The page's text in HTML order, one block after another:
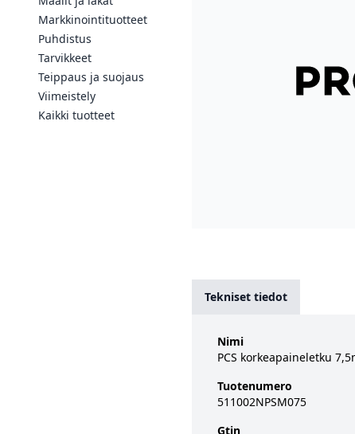
Markkinointituotteet
Puhdistus
Tarvikkeet
Teippaus ja suojaus
Viimeistely
Kaikki tuotteet
Tekniset tiedot
Nimi
PCS korkeapaineletku
Tuotenumero
511002NPSM075
Gtin